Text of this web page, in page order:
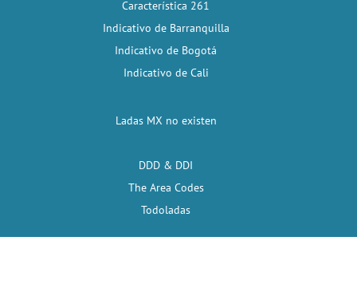
Característica 261
Indicativo de Barranquilla
Indicativo de Bogotá
Indicativo de Cali
Ladas MX no existen
DDD & DDI
The Area Codes
Todoladas